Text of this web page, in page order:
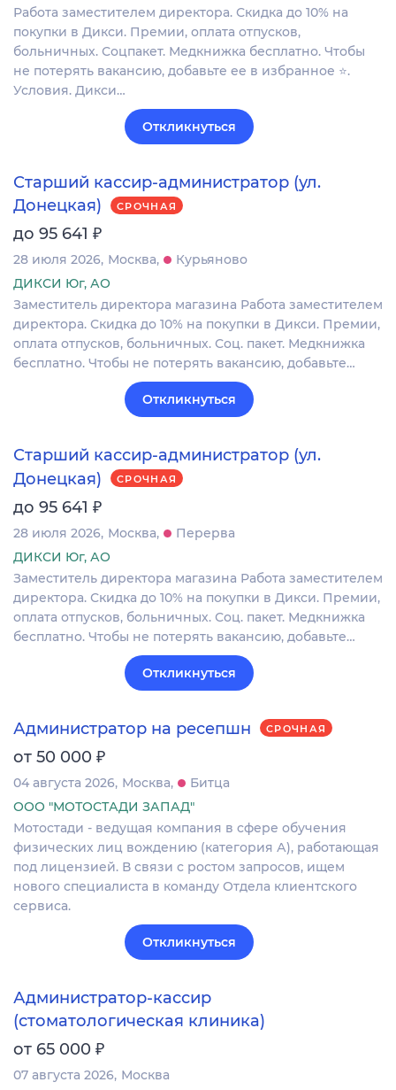
Работа заместителем директора. Скидка до 10% на
покупки в Дикси. Премии, оплата отпусков,
больничных. Соцпакет. Медкнижка бесплатно. Чтобы
не потерять вакансию, добавьте ее в избранное ⭐.
Условия. Дикси…
Откликнуться
Старший кассир-администратор (ул.
Донецкая)
СРОЧНАЯ
до 95 641 ₽
28 июля 2026 Москва
Курьяново
ДИКСИ Юг, АО
Заместитель директора магазина Работа заместителем
директора. Скидка до 10% на покупки в Дикси. Премии,
оплата отпусков, больничных. Соц. пакет. Медкнижка
бесплатно. Чтобы не потерять вакансию, добавьте…
Откликнуться
Старший кассир-администратор (ул.
Донецкая)
СРОЧНАЯ
до 95 641 ₽
28 июля 2026 Москва
Перерва
ДИКСИ Юг, АО
Заместитель директора магазина Работа заместителем
директора. Скидка до 10% на покупки в Дикси. Премии,
оплата отпусков, больничных. Соц. пакет. Медкнижка
бесплатно. Чтобы не потерять вакансию, добавьте…
Откликнуться
Администратор на ресепшн СРОЧНАЯ
от 50 000 ₽
04 августа 2026 Москва
Битца
ООО "МОТОСТАДИ ЗАПАД"
Мотостади - ведущая компания в сфере обучения
физических лиц вождению (категория А), работающая
под лицензией. В связи с ростом запросов, ищем
нового специалиста в команду Отдела клиентского
сервиса.
Откликнуться
Администратор-кассир
(стоматологическая клиника)
от 65 000 ₽
07 августа 2026 Москва